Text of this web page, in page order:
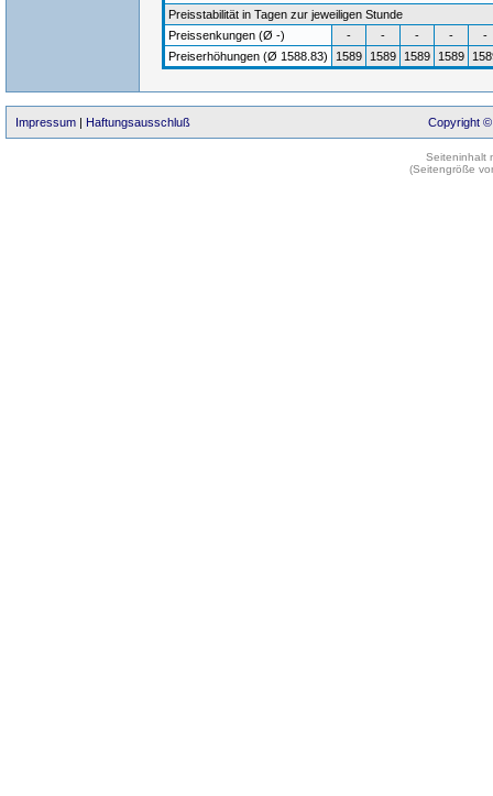
Preisstabilität in Tagen zur jeweiligen Stunde
Preissenkungen (Ø -)
- - - -
-
Preiserhöhungen (Ø 1588.83)
1589 1589 1589 1589
Impressum | Haftungsausschluß Copyright ©
Seiteninhalt
(Seitengröße